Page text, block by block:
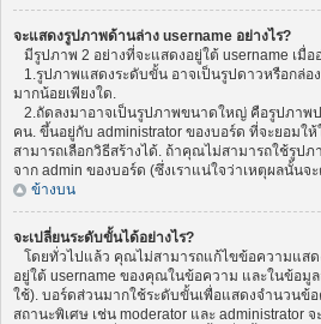
จะแสดงรูปภาพด้านล่าง username อย่างไร?
มีรูปภาพ 2 อย่างที่จะแสดงอยู่ใต้ username เมื่
1.รูปภาพแสดงระดับขั้น อาจเป็นรูปดาวหรือกล่
มากน้อยเพียงใด.
2.ถัดลงมาอาจเป็นรูปภาพขนาดใหญ่ คือรูปภาพ
คน. ขึ้นอยู่กับ administrator ของบอร์ด ที่จะยอมใ
สามารถเลือกวิธีสร้างได้. ถ้าคุณไม่สามารถใช้รูป
จาก admin ของบอร์ด (ซึ่งเราแน่ใจว่าเหตุผลนั้นจ
ข้างบน
จะเปลี่ยนระดับขั้นได้อย่างไร?
โดยทั่วไปแล้ว คุณไม่สามารถแก้ไขข้อความแส
อยู่ใต้ username ของคุณในข้อความ และในข้อ
ใช้). บอร์ดส่วนมากใช้ระดับขั้นเพื่อแสดงจำนวนข้
สถานะพิเศษ เช่น moderator และ administrator